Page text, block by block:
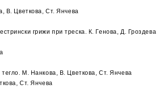
В. Цветкова, Ст. Янчева
грижи при треска. К. Генова, Д. Гроздева
М. Нанкова, В. Цветкова, Ст. Янчева
Ст. Янчева